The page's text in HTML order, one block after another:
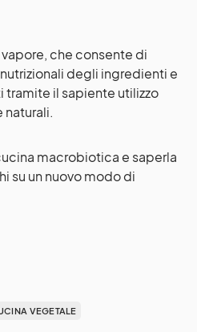
che consente di
degli ingredienti e
tramite il sapiente utilizzo
macrobiotica e saperla
su un nuovo modo di
VEGETALE